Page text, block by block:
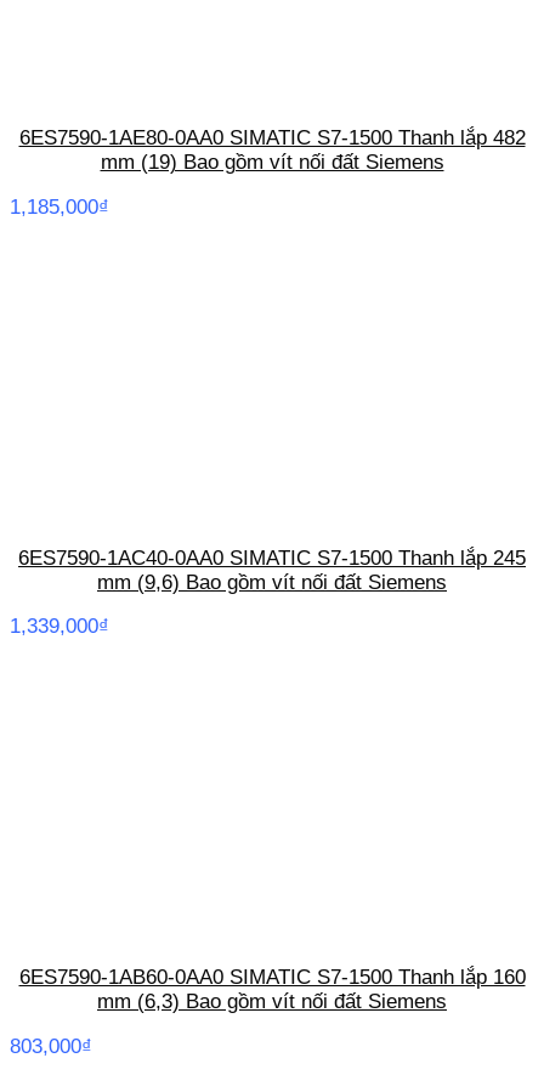
6ES7590-1AE80-0AA0 SIMATIC S7-1500 Thanh lắp 482
mm (19) Bao gồm vít nối đất Siemens
1,185,000₫
6ES7590-1AC40-0AA0 SIMATIC S7-1500 Thanh lắp 245
mm (9,6) Bao gồm vít nối đất Siemens
1,339,000₫
6ES7590-1AB60-0AA0 SIMATIC S7-1500 Thanh lắp 160
mm (6,3) Bao gồm vít nối đất Siemens
803,000₫